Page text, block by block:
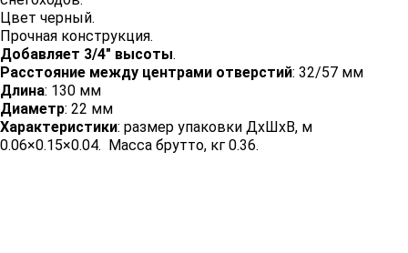
Цвет черный.
Прочная конструкция.
Добавляет 3/4″ высоты.
Расстояние между центрами отверстий: 32/57 мм
Длина: 130 мм
Диаметр: 22 мм
Характеристики: размер упаковки ДхШхВ, м
0.06×0.15×0.04. Масса брутто, кг 0.36.